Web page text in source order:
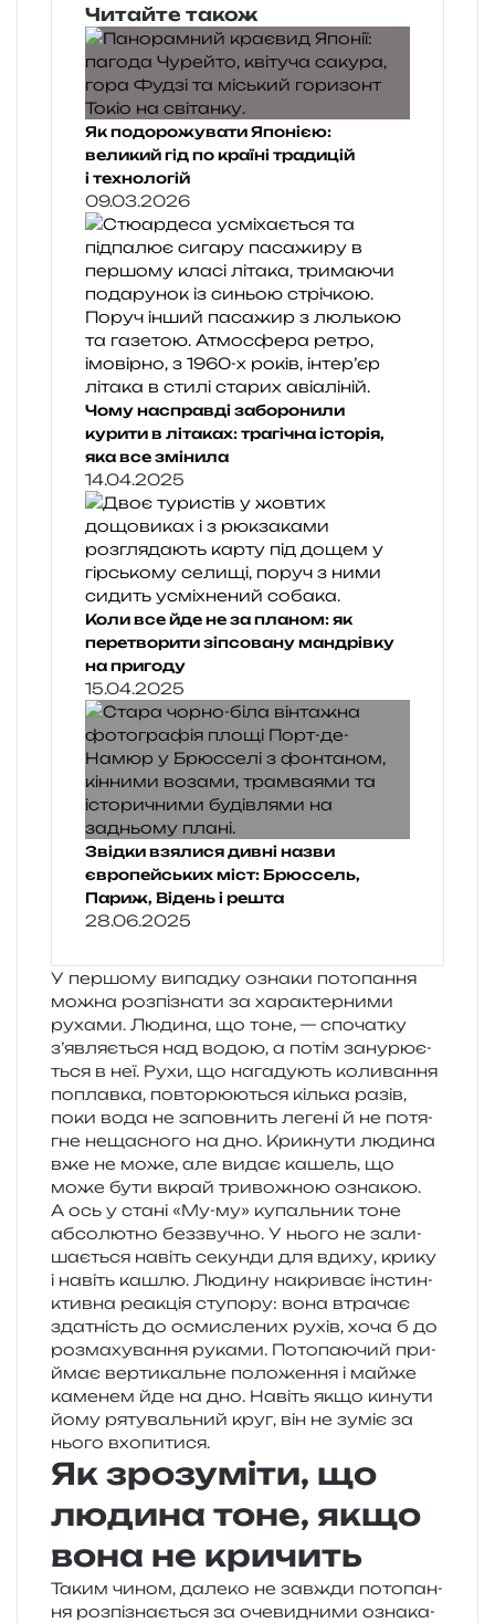
Читайте також
Як подорожувати Японією:
великий гід по країні традицій
і технологій
09.03.2026
Чому насправді заборонили
курити в літаках: трагічна історія,
яка все змінила
14.04.2025
Коли все йде не за планом: як
перетворити зіпсовану мандрівку
на пригоду
15.04.2025
Звідки взялися дивні назви
європейських міст: Брюссель,
Париж, Відень і решта
28.06.2025
У пер­шо­му випад­ку озна­ки пото­па­н­ня
можна роз­пі­зна­ти за хара­ктер­ни­ми
руха­ми. Людина, що тоне, — спо­ча­тку
з’яв­ля­є­ться над водою, а потім зану­рю­є­
ться в неї. Рухи, що нага­ду­ють коли­ва­н­ня
поплав­ка, повто­рю­ю­ться кіль­ка разів,
поки вода не запов­нить леге­ні й не потя­
гне неща­сно­го на дно. Крикнути люди­на
вже не може, але видає кашель, що
може бути вкрай три­во­жною ознакою.
А ось у стані «Му-му» купаль­ник тоне
абсо­лю­тно без­зву­чно. У нього не зали­
ша­є­ться навіть секун­ди для вдиху, крику
і навіть кашлю. Людину накри­ває інстин­
ктив­на реа­кція сту­по­ру: вона втра­чає
зда­тність до осми­сле­них рухів, хоча б до
роз­ма­ху­ва­н­ня рука­ми. Потопаючий при­
ймає вер­ти­каль­не поло­же­н­ня і майже
каме­нем йде на дно. Навіть якщо кину­ти
йому ряту­валь­ний круг, він не зуміє за
нього вхопитися.
Як зрозуміти, що
людина тоне, якщо
вона не кричить
Таким чином, дале­ко не зав­жди пото­па­н­
ня роз­пі­зна­є­ться за оче­ви­дни­ми озна­ка­